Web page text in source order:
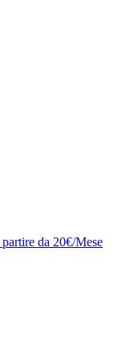
da 20€/Mese